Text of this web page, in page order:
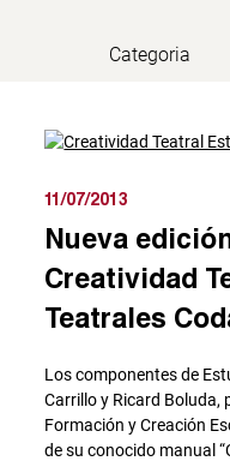
11/07/2013
Nueva
Creatividad
Teatrales
Los componentes de
Carrillo y Ricard Boluda,
Formación y Creación
de su conocido manual